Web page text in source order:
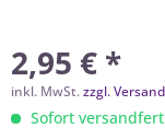
2,95 € *
inkl. MwSt.zzgl.
Sofort